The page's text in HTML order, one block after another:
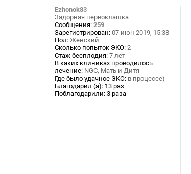
Ezhonok83
Задорная первоклашка
Сообщения: 259
Зарегистрирован: 07 июн 2019, 15:38
Пол: Женский
Сколько попыток ЭКО: 2
Стаж бесплодия: 7 лет
В каких клиниках проводилось
лечение: NGC, Мать и Дитя
Где было удачное ЭКО: в процессе)
Благодарил (а): 13 раз
Поблагодарили: 3 раза